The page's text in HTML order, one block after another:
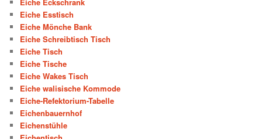
Eiche Esstisch
Eiche Mönche Bank
Eiche Schreibtisch Tisch
Eiche Tisch
Eiche Tische
Eiche Wakes Tisch
Eiche walisische Kommode
Eiche-Refektorium-Tabelle
Eichenbauernhof
Eichenstühle